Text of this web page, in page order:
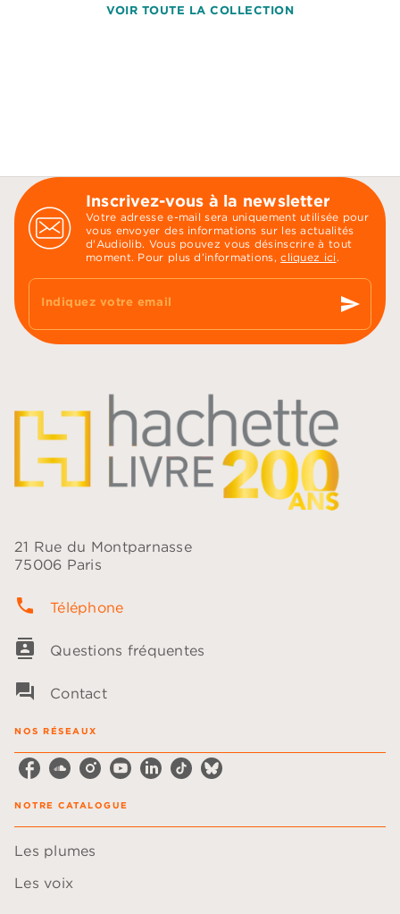
VOIR TOUTE LA COLLECTION
Inscrivez-vous à la newsletter
Votre adresse e-mail sera uniquement utilisée pour
vous envoyer des informations sur les actualités
d'Audiolib. Vous pouvez vous désinscrire à tout
moment. Pour plus d’informations,cliquez ici .
Indiquez votre email send
21 Rue du Montparnasse
75006 Paris
phone Téléphone
contacts Questions fréquentes
question_answer Contact
NOS RÉSEAUX
NOTRE CATALOGUE
Les plumes
Les voix